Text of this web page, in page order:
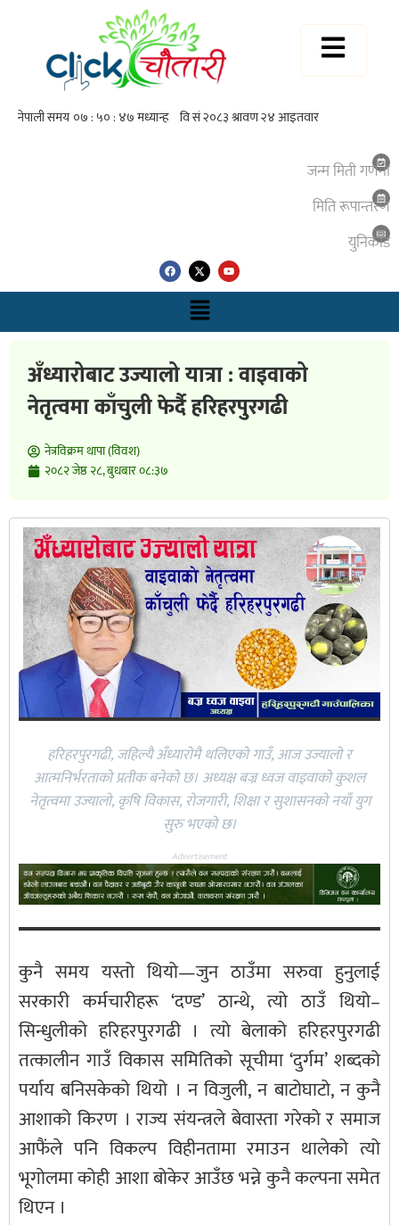
जन्म मिती गणना
मिति रूपान्तरण
युनिकाेड
अँध्यारोबाट उज्यालो यात्रा : वाइवाको
नेतृत्वमा काँचुली फेर्दै हरिहरपुरगढी
नेत्रविक्रम थापा (विवश)
२०८२ जेष्ठ २८, बुधबार ०८:३७
हरिहरपुरगढी, जहिल्यै अँध्यारोमै थलिएको गाउँ, आज उज्यालो र
आत्मनिर्भरताको प्रतीक बनेको छ। अध्यक्ष बज्र ध्वज वाइवाको कुशल
नेतृत्वमा उज्यालो, कृषि विकास, रोजगारी, शिक्षा र सुशासनको नयाँ युग
सुरु भएको छ।
Advertisement
कुनै समय यस्तो थियो—जुन ठाउँमा सरुवा हुनुलाई
सरकारी कर्मचारीहरू ‘दण्ड’ ठान्थे, त्यो ठाउँ थियो–
सिन्धुलीको हरिहरपुरगढी । त्यो बेलाको हरिहरपुरगढी
तत्कालीन गाउँ विकास समितिको सूचीमा ‘दुर्गम’ शब्दको
पर्याय बनिसकेको थियो । न विजुली, न बाटोघाटो, न कुनै
आशाको किरण । राज्य संयन्त्रले बेवास्ता गरेको र समाज
आफैंले पनि विकल्प विहीनतामा रमाउन थालेको त्यो
भूगोलमा कोही आशा बोकेर आउँछ भन्ने कुनै कल्पना समेत
थिएन ।